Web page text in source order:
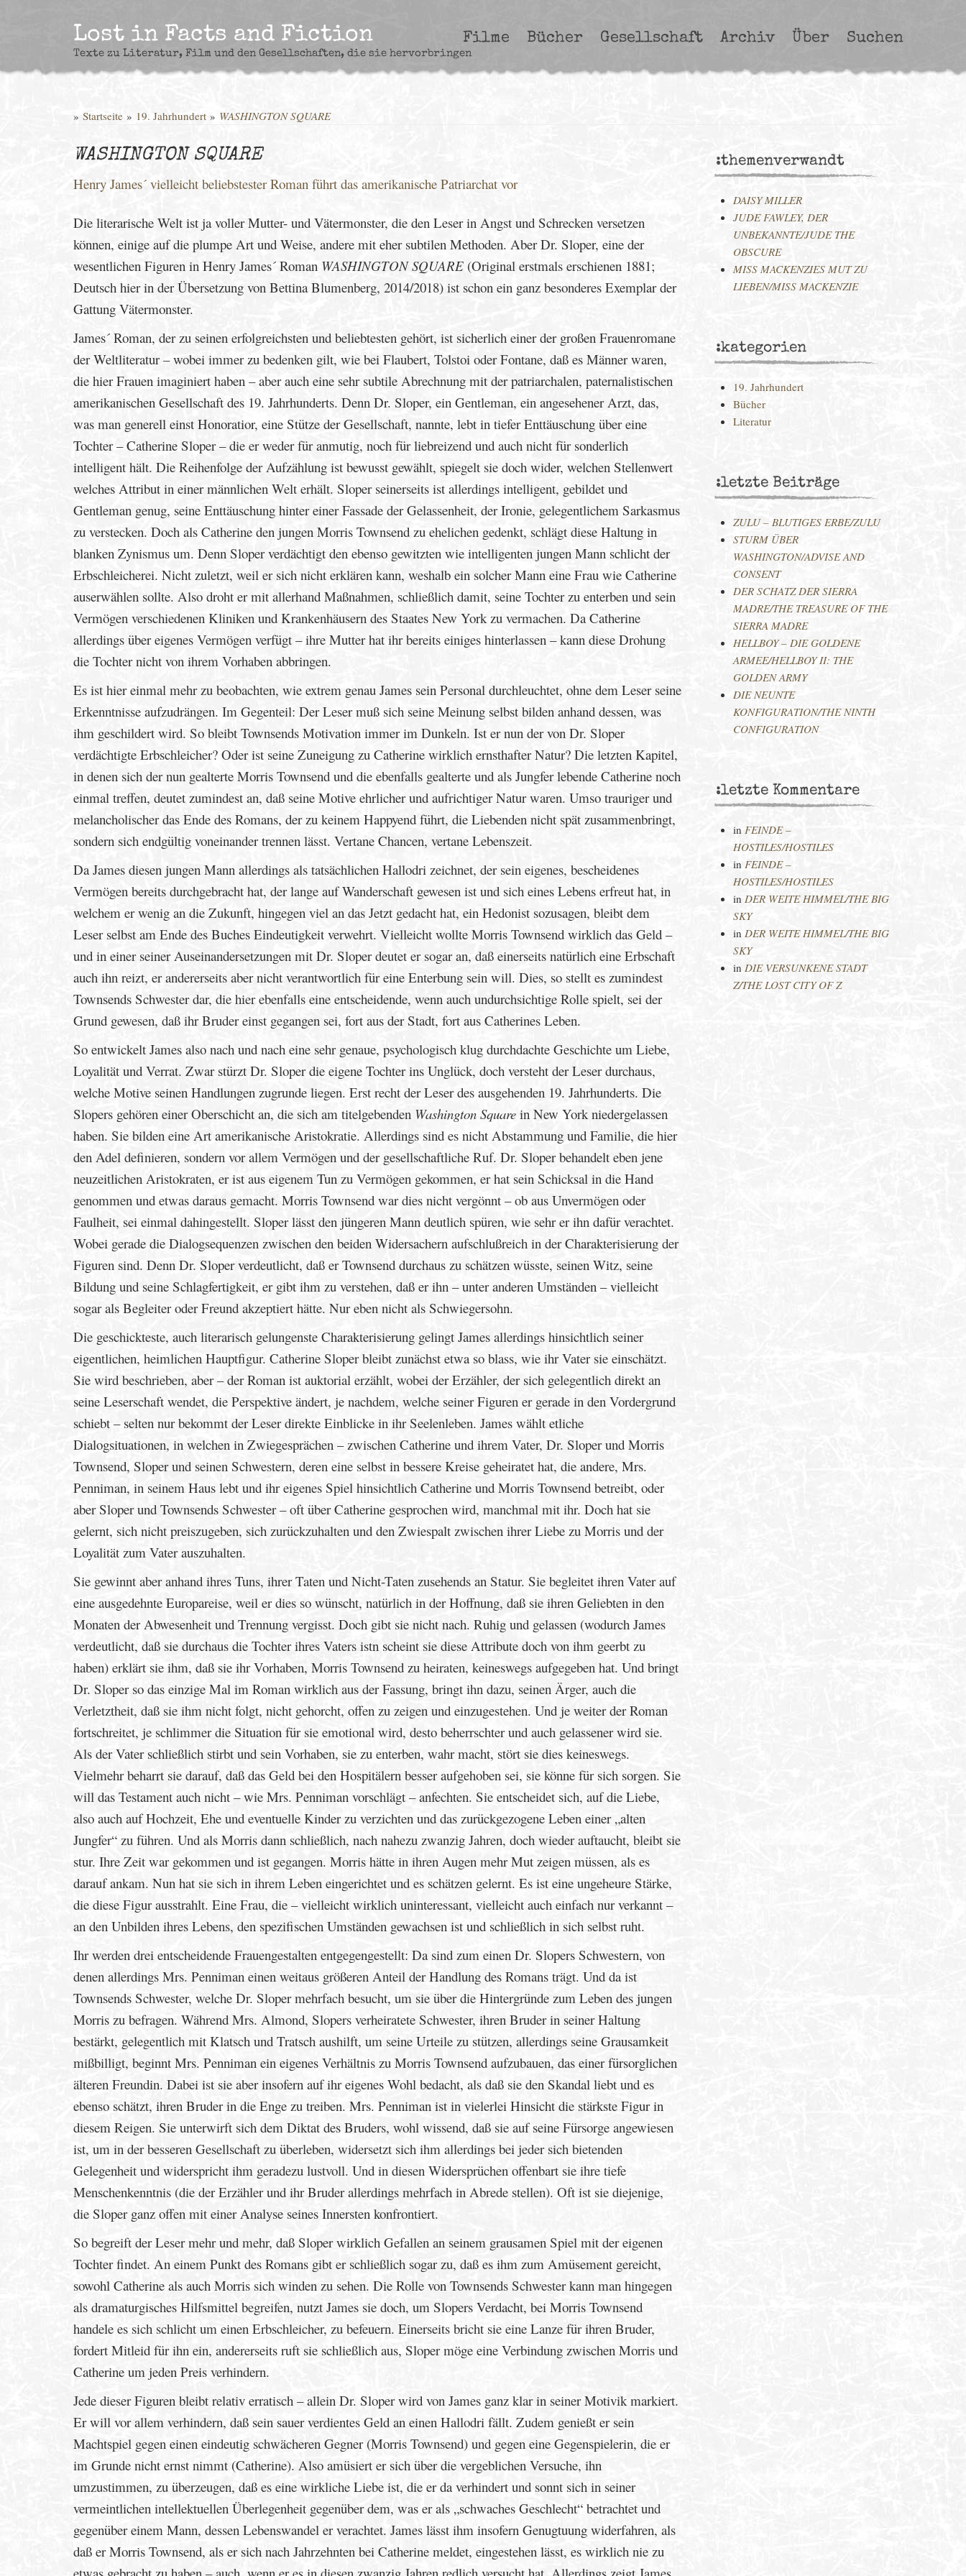
Lost in Facts and Fiction
Texte zu Literatur, Film und den Gesellschaften, die sie hervorbringen
Filme Bücher Gesellschaft Archiv Über Suchen
» Startseite » 19. Jahrhundert » WASHINGTON SQUARE
WASHINGTON SQUARE
Henry James´ vielleicht beliebstester Roman führt das amerikanische Patriarchat vor
Die literarische Welt ist ja voller Mutter- und Vätermonster, die den Leser in Angst und Schrecken versetzen
können, einige auf die plumpe Art und Weise, andere mit eher subtilen Methoden. Aber Dr. Sloper, eine der
wesentlichen Figuren in Henry James´ Roman WASHINGTON SQUARE (Original erstmals erschienen 1881;
Deutsch hier in der Übersetzung von Bettina Blumenberg, 2014/2018) ist schon ein ganz besonderes Exemplar der
Gattung Vätermonster.
James´ Roman, der zu seinen erfolgreichsten und beliebtesten gehört, ist sicherlich einer der großen Frauenromane
der Weltliteratur – wobei immer zu bedenken gilt, wie bei Flaubert, Tolstoi oder Fontane, daß es Männer waren,
die hier Frauen imaginiert haben – aber auch eine sehr subtile Abrechnung mit der patriarchalen, paternalistischen
amerikanischen Gesellschaft des 19. Jahrhunderts. Denn Dr. Sloper, ein Gentleman, ein angesehener Arzt, das,
was man generell einst Honoratior, eine Stütze der Gesellschaft, nannte, lebt in tiefer Enttäuschung über eine
Tochter – Catherine Sloper – die er weder für anmutig, noch für liebreizend und auch nicht für sonderlich
intelligent hält. Die Reihenfolge der Aufzählung ist bewusst gewählt, spiegelt sie doch wider, welchen Stellenwert
welches Attribut in einer männlichen Welt erhält. Sloper seinerseits ist allerdings intelligent, gebildet und
Gentleman genug, seine Enttäuschung hinter einer Fassade der Gelassenheit, der Ironie, gelegentlichem Sarkasmus
zu verstecken. Doch als Catherine den jungen Morris Townsend zu ehelichen gedenkt, schlägt diese Haltung in
blanken Zynismus um. Denn Sloper verdächtigt den ebenso gewitzten wie intelligenten jungen Mann schlicht der
Erbschleicherei. Nicht zuletzt, weil er sich nicht erklären kann, weshalb ein solcher Mann eine Frau wie Catherine
auserwählen sollte. Also droht er mit allerhand Maßnahmen, schließlich damit, seine Tochter zu enterben und sein
Vermögen verschiedenen Kliniken und Krankenhäusern des Staates New York zu vermachen. Da Catherine
allerdings über eigenes Vermögen verfügt – ihre Mutter hat ihr bereits einiges hinterlassen – kann diese Drohung
die Tochter nicht von ihrem Vorhaben abbringen.
Es ist hier einmal mehr zu beobachten, wie extrem genau James sein Personal durchleuchtet, ohne dem Leser seine
Erkenntnisse aufzudrängen. Im Gegenteil: Der Leser muß sich seine Meinung selbst bilden anhand dessen, was
ihm geschildert wird. So bleibt Townsends Motivation immer im Dunkeln. Ist er nun der von Dr. Sloper
verdächtigte Erbschleicher? Oder ist seine Zuneigung zu Catherine wirklich ernsthafter Natur? Die letzten Kapitel,
in denen sich der nun gealterte Morris Townsend und die ebenfalls gealterte und als Jungfer lebende Catherine noch
einmal treffen, deutet zumindest an, daß seine Motive ehrlicher und aufrichtiger Natur waren. Umso trauriger und
melancholischer das Ende des Romans, der zu keinem Happyend führt, die Liebenden nicht spät zusammenbringt,
sondern sich endgültig voneinander trennen lässt. Vertane Chancen, vertane Lebenszeit.
Da James diesen jungen Mann allerdings als tatsächlichen Hallodri zeichnet, der sein eigenes, bescheidenes
Vermögen bereits durchgebracht hat, der lange auf Wanderschaft gewesen ist und sich eines Lebens erfreut hat, in
welchem er wenig an die Zukunft, hingegen viel an das Jetzt gedacht hat, ein Hedonist sozusagen, bleibt dem
Leser selbst am Ende des Buches Eindeutigkeit verwehrt. Vielleicht wollte Morris Townsend wirklich das Geld –
und in einer seiner Auseinandersetzungen mit Dr. Sloper deutet er sogar an, daß einerseits natürlich eine Erbschaft
auch ihn reizt, er andererseits aber nicht verantwortlich für eine Enterbung sein will. Dies, so stellt es zumindest
Townsends Schwester dar, die hier ebenfalls eine entscheidende, wenn auch undurchsichtige Rolle spielt, sei der
Grund gewesen, daß ihr Bruder einst gegangen sei, fort aus der Stadt, fort aus Catherines Leben.
So entwickelt James also nach und nach eine sehr genaue, psychologisch klug durchdachte Geschichte um Liebe,
Loyalität und Verrat. Zwar stürzt Dr. Sloper die eigene Tochter ins Unglück, doch versteht der Leser durchaus,
welche Motive seinen Handlungen zugrunde liegen. Erst recht der Leser des ausgehenden 19. Jahrhunderts. Die
Slopers gehören einer Oberschicht an, die sich am titelgebenden Washington Square in New York niedergelassen
haben. Sie bilden eine Art amerikanische Aristokratie. Allerdings sind es nicht Abstammung und Familie, die hier
den Adel definieren, sondern vor allem Vermögen und der gesellschaftliche Ruf. Dr. Sloper behandelt eben jene
neuzeitlichen Aristokraten, er ist aus eigenem Tun zu Vermögen gekommen, er hat sein Schicksal in die Hand
genommen und etwas daraus gemacht. Morris Townsend war dies nicht vergönnt – ob aus Unvermögen oder
Faulheit, sei einmal dahingestellt. Sloper lässt den jüngeren Mann deutlich spüren, wie sehr er ihn dafür verachtet.
Wobei gerade die Dialogsequenzen zwischen den beiden Widersachern aufschlußreich in der Charakterisierung der
Figuren sind. Denn Dr. Sloper verdeutlicht, daß er Townsend durchaus zu schätzen wüsste, seinen Witz, seine
Bildung und seine Schlagfertigkeit, er gibt ihm zu verstehen, daß er ihn – unter anderen Umständen – vielleicht
sogar als Begleiter oder Freund akzeptiert hätte. Nur eben nicht als Schwiegersohn.
Die geschickteste, auch literarisch gelungenste Charakterisierung gelingt James allerdings hinsichtlich seiner
eigentlichen, heimlichen Hauptfigur. Catherine Sloper bleibt zunächst etwa so blass, wie ihr Vater sie einschätzt.
Sie wird beschrieben, aber – der Roman ist auktorial erzählt, wobei der Erzähler, der sich gelegentlich direkt an
seine Leserschaft wendet, die Perspektive ändert, je nachdem, welche seiner Figuren er gerade in den Vordergrund
schiebt – selten nur bekommt der Leser direkte Einblicke in ihr Seelenleben. James wählt etliche
Dialogsituationen, in welchen in Zwiegesprächen – zwischen Catherine und ihrem Vater, Dr. Sloper und Morris
Townsend, Sloper und seinen Schwestern, deren eine selbst in bessere Kreise geheiratet hat, die andere, Mrs.
Penniman, in seinem Haus lebt und ihr eigenes Spiel hinsichtlich Catherine und Morris Townsend betreibt, oder
aber Sloper und Townsends Schwester – oft über Catherine gesprochen wird, manchmal mit ihr. Doch hat sie
gelernt, sich nicht preiszugeben, sich zurückzuhalten und den Zwiespalt zwischen ihrer Liebe zu Morris und der
Loyalität zum Vater auszuhalten.
Sie gewinnt aber anhand ihres Tuns, ihrer Taten und Nicht-Taten zusehends an Statur. Sie begleitet ihren Vater auf
eine ausgedehnte Europareise, weil er dies so wünscht, natürlich in der Hoffnung, daß sie ihren Geliebten in den
Monaten der Abwesenheit und Trennung vergisst. Doch gibt sie nicht nach. Ruhig und gelassen (wodurch James
verdeutlicht, daß sie durchaus die Tochter ihres Vaters istn scheint sie diese Attribute doch von ihm geerbt zu
haben) erklärt sie ihm, daß sie ihr Vorhaben, Morris Townsend zu heiraten, keineswegs aufgegeben hat. Und bringt
Dr. Sloper so das einzige Mal im Roman wirklich aus der Fassung, bringt ihn dazu, seinen Ärger, auch die
Verletztheit, daß sie ihm nicht folgt, nicht gehorcht, offen zu zeigen und einzugestehen. Und je weiter der Roman
fortschreitet, je schlimmer die Situation für sie emotional wird, desto beherrschter und auch gelassener wird sie.
Als der Vater schließlich stirbt und sein Vorhaben, sie zu enterben, wahr macht, stört sie dies keineswegs.
Vielmehr beharrt sie darauf, daß das Geld bei den Hospitälern besser aufgehoben sei, sie könne für sich sorgen. Sie
will das Testament auch nicht – wie Mrs. Penniman vorschlägt – anfechten. Sie entscheidet sich, auf die Liebe,
also auch auf Hochzeit, Ehe und eventuelle Kinder zu verzichten und das zurückgezogene Leben einer „alten
Jungfer“ zu führen. Und als Morris dann schließlich, nach nahezu zwanzig Jahren, doch wieder auftaucht, bleibt sie
stur. Ihre Zeit war gekommen und ist gegangen. Morris hätte in ihren Augen mehr Mut zeigen müssen, als es
darauf ankam. Nun hat sie sich in ihrem Leben eingerichtet und es schätzen gelernt. Es ist eine ungeheure Stärke,
die diese Figur ausstrahlt. Eine Frau, die – vielleicht wirklich uninteressant, vielleicht auch einfach nur verkannt –
an den Unbilden ihres Lebens, den spezifischen Umständen gewachsen ist und schließlich in sich selbst ruht.
Ihr werden drei entscheidende Frauengestalten entgegengestellt: Da sind zum einen Dr. Slopers Schwestern, von
denen allerdings Mrs. Penniman einen weitaus größeren Anteil der Handlung des Romans trägt. Und da ist
Townsends Schwester, welche Dr. Sloper mehrfach besucht, um sie über die Hintergründe zum Leben des jungen
Morris zu befragen. Während Mrs. Almond, Slopers verheiratete Schwester, ihren Bruder in seiner Haltung
bestärkt, gelegentlich mit Klatsch und Tratsch aushilft, um seine Urteile zu stützen, allerdings seine Grausamkeit
mißbilligt, beginnt Mrs. Penniman ein eigenes Verhältnis zu Morris Townsend aufzubauen, das einer fürsorglichen
älteren Freundin. Dabei ist sie aber insofern auf ihr eigenes Wohl bedacht, als daß sie den Skandal liebt und es
ebenso schätzt, ihren Bruder in die Enge zu treiben. Mrs. Penniman ist in vielerlei Hinsicht die stärkste Figur in
diesem Reigen. Sie unterwirft sich dem Diktat des Bruders, wohl wissend, daß sie auf seine Fürsorge angewiesen
ist, um in der besseren Gesellschaft zu überleben, widersetzt sich ihm allerdings bei jeder sich bietenden
Gelegenheit und widerspricht ihm geradezu lustvoll. Und in diesen Widersprüchen offenbart sie ihre tiefe
Menschenkenntnis (die der Erzähler und ihr Bruder allerdings mehrfach in Abrede stellen). Oft ist sie diejenige,
die Sloper ganz offen mit einer Analyse seines Innersten konfrontiert.
So begreift der Leser mehr und mehr, daß Sloper wirklich Gefallen an seinem grausamen Spiel mit der eigenen
Tochter findet. An einem Punkt des Romans gibt er schließlich sogar zu, daß es ihm zum Amüsement gereicht,
sowohl Catherine als auch Morris sich winden zu sehen. Die Rolle von Townsends Schwester kann man hingegen
als dramaturgisches Hilfsmittel begreifen, nutzt James sie doch, um Slopers Verdacht, bei Morris Townsend
handele es sich schlicht um einen Erbschleicher, zu befeuern. Einerseits bricht sie eine Lanze für ihren Bruder,
fordert Mitleid für ihn ein, andererseits ruft sie schließlich aus, Sloper möge eine Verbindung zwischen Morris und
Catherine um jeden Preis verhindern.
Jede dieser Figuren bleibt relativ erratisch – allein Dr. Sloper wird von James ganz klar in seiner Motivik markiert.
Er will vor allem verhindern, daß sein sauer verdientes Geld an einen Hallodri fällt. Zudem genießt er sein
Machtspiel gegen einen eindeutig schwächeren Gegner (Morris Townsend) und gegen eine Gegenspielerin, die er
im Grunde nicht ernst nimmt (Catherine). Also amüsiert er sich über die vergeblichen Versuche, ihn
umzustimmen, zu überzeugen, daß es eine wirkliche Liebe ist, die er da verhindert und sonnt sich in seiner
vermeintlichen intellektuellen Überlegenheit gegenüber dem, was er als „schwaches Geschlecht“ betrachtet und
gegenüber einem Mann, dessen Lebenswandel er verachtet. James lässt ihm insofern Genugtuung widerfahren, als
daß er Morris Townsend, als er sich nach Jahrzehnten bei Catherine meldet, eingestehen lässt, es wirklich nie zu
:themenverwandt
DAISY MILLER
JUDE FAWLEY, DER
UNBEKANNTE/JUDE THE
OBSCURE
MISS MACKENZIES MUT ZU
LIEBEN/MISS MACKENZIE
:kategorien
19. Jahrhundert
Bücher
Literatur
:letzte Beiträge
ZULU – BLUTIGES ERBE/ZULU
STURM ÜBER
WASHINGTON/ADVISE AND
CONSENT
DER SCHATZ DER SIERRA
MADRE/THE TREASURE OF THE
SIERRA MADRE
HELLBOY – DIE GOLDENE
ARMEE/HELLBOY II: THE
GOLDEN ARMY
DIE NEUNTE
KONFIGURATION/THE NINTH
CONFIGURATION
:letzte Kommentare
in FEINDE –
HOSTILES/HOSTILES
in FEINDE –
HOSTILES/HOSTILES
in DER WEITE HIMMEL/THE BIG
SKY
in DER WEITE HIMMEL/THE BIG
SKY
in DIE VERSUNKENE STADT
Z/THE LOST CITY OF Z